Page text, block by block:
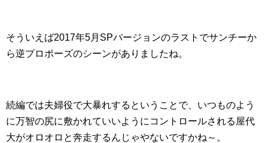
そういえば2017年5月SPバージョンのラストでサンチーか
ら逆プロポーズのシーンがありましたね。
続編では夫婦役で大暴れするということで、いつものよう
に万智の尻に敷かれていいようにコントロールされる屋代
大がオロオロと奔走するんじゃやないですかね～。